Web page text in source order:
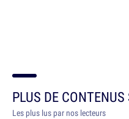
PLUS DE CONTENUS
Les plus lus par nos lecteurs